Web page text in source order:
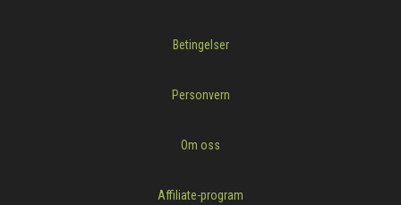
Betingelser
Personvern
Om oss
Affiliate-program